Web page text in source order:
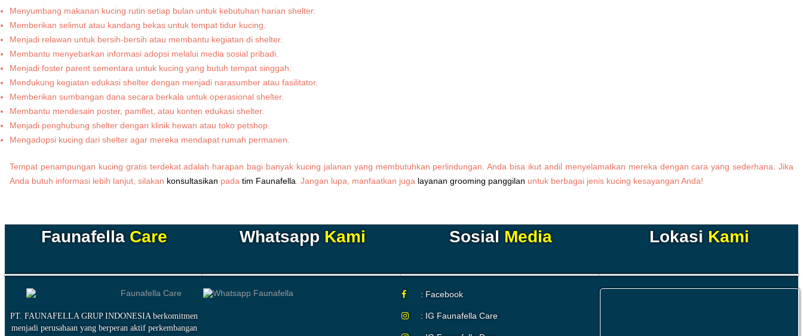
Menyumbang makanan kucing rutin setiap bulan untuk kebutuhan harian shelter.
Memberikan selimut atau kandang bekas untuk tempat tidur kucing.
Menjadi relawan untuk bersih-bersih atau membantu kegiatan di shelter.
Membantu menyebarkan informasi adopsi melalui media sosial pribadi.
Menjadi foster parent sementara untuk kucing yang butuh tempat singgah.
Mendukung kegiatan edukasi shelter dengan menjadi narasumber atau fasilitator.
Memberikan sumbangan dana secara berkala untuk operasional shelter.
Membantu mendesain poster, pamflet, atau konten edukasi shelter.
Menjadi penghubung shelter dengan klinik hewan atau toko petshop.
Mengadopsi kucing dari shelter agar mereka mendapat rumah permanen.
Tempat penampungan kucing gratis terdekat adalah harapan bagi banyak kucing jalanan yang membutuhkan perlindungan. Anda bisa ikut andil menyelamatkan mereka dengan cara yang sederhana. Jika
Anda butuh informasi lebih lanjut, silakan konsultasikan pada tim Faunafella . Jangan lupa, manfaatkan juga layanan grooming panggilan untuk berbagai jenis kucing kesayangan Anda!
FaunafellaCare
PT. FAUNAFELLA GRUP INDONESIA berkomitmen
menjadi perusahaan yang berperan aktif perkembangan
WhatsappKami Sosial Media
: Facebook
: IG Faunafella Care
Lokasi Kami